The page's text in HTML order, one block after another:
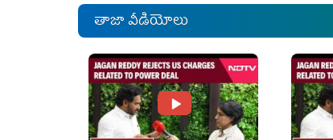
తాజా వీడియోలు